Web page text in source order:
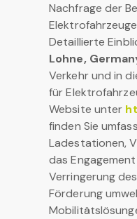
Nachfrage der
Detaillierte
Lohne,
Verkehr und in
für
Website unter
finden Sie
Ladestationen,
das
Verringerung
Förderung